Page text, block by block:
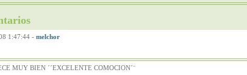
1:47:44 - melchor
MUY BIEN ´´EXCELENTE COMOCION´¨